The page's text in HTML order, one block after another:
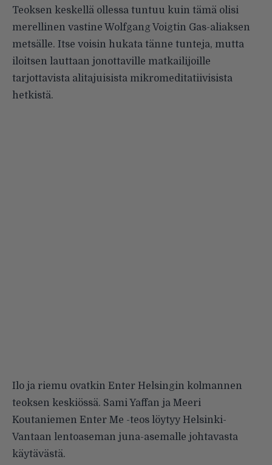
Teoksen keskellä ollessa tuntuu kuin tämä olisi
merellinen vastine Wolfgang Voigtin Gas-aliaksen
metsälle. Itse voisin hukata tänne tunteja, mutta
iloitsen lauttaan jonottaville matkailijoille
tarjottavista alitajuisista mikromeditatiivisista
hetkistä.
Ilo ja riemu ovatkin Enter Helsingin kolmannen
teoksen keskiössä. Sami Yaffan ja Meeri
Koutaniemen Enter Me -teos löytyy Helsinki-
Vantaan lentoaseman juna-asemalle johtavasta
käytävästä.